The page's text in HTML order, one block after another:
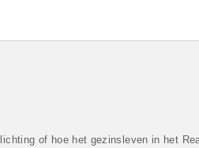
of hoe het gezinsleven in het